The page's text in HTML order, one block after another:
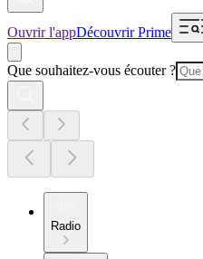
Ouvrir l'appDécouvrir Prime
Que souhaitez-vous écouter ?
Radio